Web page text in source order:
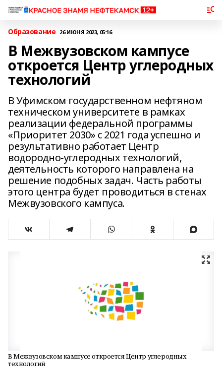
Образование 26 ИЮНЯ 2023, 05:16
В Межвузовском кампусе
откроется Центр углеродных
технологий
В Уфимском государственном нефтяном
техническом университете в рамках
реализации федеральной программы
«Приоритет 2030» с 2021 года успешно и
результативно работает Центр
водородно-углеродных технологий,
деятельность которого направлена на
решение подобных задач. Часть работы
этого центра будет проводиться в стенах
Межвузовского кампуса.
В Межвузовском кампусе откроется Центр углеродных
технологий